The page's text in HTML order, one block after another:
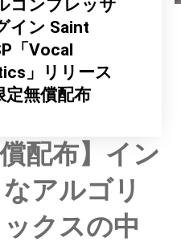
コンプレッサ
イン Saint
「Vocal
」リリース
定無償配布
配布】イン
アルゴリ
クスの中